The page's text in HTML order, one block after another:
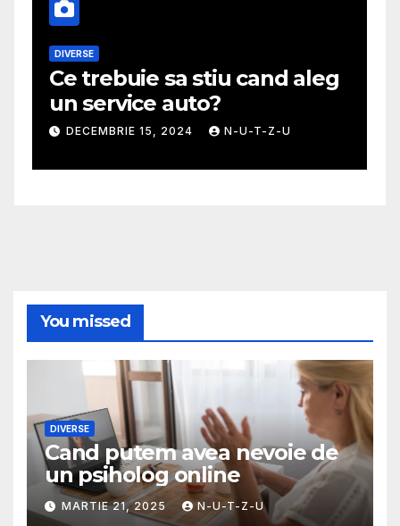
DIVERSE
Ce trebuie sa stiu cand aleg
un service auto?
DECEMBRIE 15, 2024 N-U-T-Z-U
You missed
DIVERSE
Cand putem avea nevoie de
un psiholog online
MARTIE 21, 2025 N-U-T-Z-U